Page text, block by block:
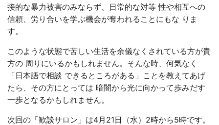
接的な暴力被害のみならず、日常的な対等 性や相互への
信頼、労り合いを学ぶ機会が奪われることにもな りま
す。
このような状態で苦しい生活を余儀なくされている方が貴
方の 周りにいるかもしれません。そんな時、何気なく
「日本語で相談 できるところがある」ことを教えてあげ
たら、その方にとっては 暗闇から光に向かって歩みだす
一歩となるかもしれません。
次回の「歓談サロン」は4月21日（水）2時から5時です。